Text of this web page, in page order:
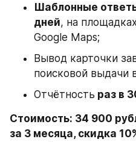
Шаблонные
дней, на
Google Maps;
Вывод карточки
поисковой выдачи
Отчётность раз в
Стоимость: 34 900
за 3 месяца, скидка